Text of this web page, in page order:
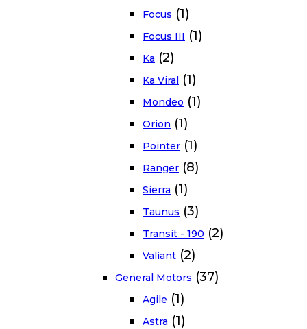
Focus (1)
Focus III (1)
Ka (2)
Ka Viral (1)
Mondeo (1)
Orion (1)
Pointer (1)
Ranger (8)
Sierra (1)
Taunus (3)
Transit - 190 (2)
Valiant (2)
General Motors (37)
Agile (1)
Astra (1)